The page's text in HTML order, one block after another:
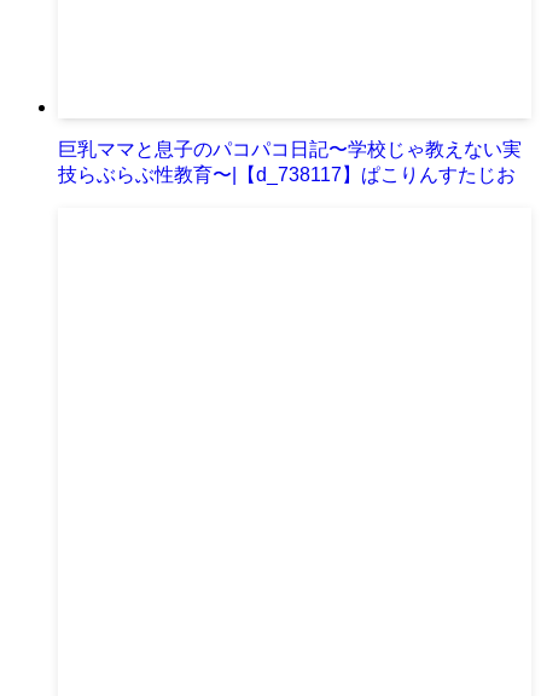
巨乳ママと息子のパコパコ日記〜学校じゃ教えない実
技らぶらぶ性教育〜|【d_738117】ぱこりんすたじお